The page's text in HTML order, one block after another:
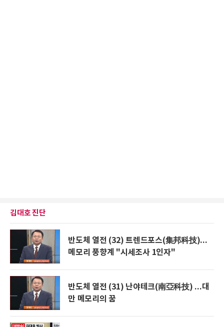
김대호 진단
반도체 열전 (32) 트렌드포스(集邦科技)...
메모리 풍향계 "시세조사 1인자"
반도체 열전 (31) 난야테크(南亞科技) ...대
만 메모리의 꿈